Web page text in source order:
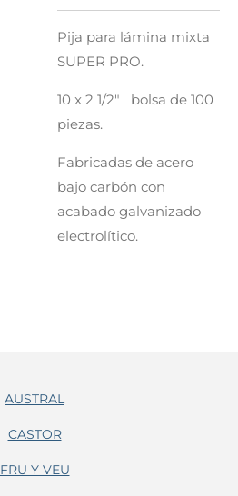
Pija para lámina mixta
SUPER PRO.
10 x 2 1/2" bolsa de 100
piezas.
Fabricadas de acero
bajo carbón con
acabado galvanizado
electrolítico.
AUSTRAL
CASTOR
FRU Y VEU